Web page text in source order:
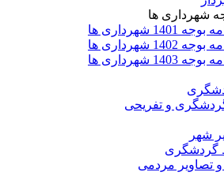
شهرداری ها
1401 شهرداری ها
1402 شهرداری ها
1403 شهرداری ها
و تفریحی
شهر
گردشگری
و تصاویر مردمی